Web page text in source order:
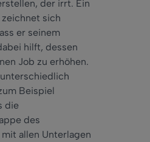
der irrt. Ein
sich
er seinem
hilft, dessen
Job zu erhöhen.
Beispiel
die
des
allen Unterlagen